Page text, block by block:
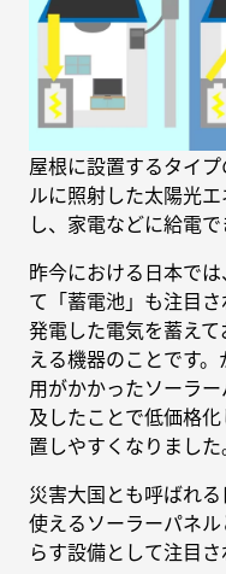
屋根に設置するタイ
ルに照射した太陽光
し、家電などに給電で
昨今における日本で
て「蓄電池」も注目
発電した電気を蓄え
える機器のことです
用がかかったソーラ
及したことで低価格
置しやすくなりました
災害大国とも呼ばれ
使えるソーラーパネ
らす設備として注目さ